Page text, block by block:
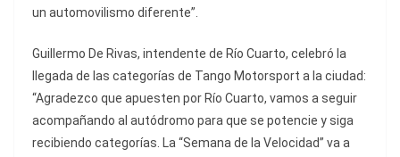
un automovilismo diferente”.
Guillermo De Rivas, intendente de Río Cuarto, celebró la
llegada de las categorías de Tango Motorsport a la ciudad:
“Agradezco que apuesten por Río Cuarto, vamos a seguir
acompañando al autódromo para que se potencie y siga
recibiendo categorías. La “Semana de la Velocidad” va a